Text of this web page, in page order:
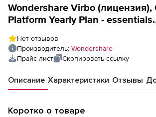
Wondershare Virbo (лицензия),
Platform Yearly Plan - essentials
Нет отзывов
Производитель: Wondershare
Прайс-лист
Скопировать ссылку
Описание Характеристики Отзывы
Коротко о товаре